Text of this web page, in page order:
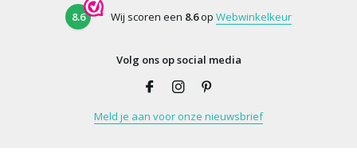
8.6 Wij scoren een 8.6op Webwinkelkeur
Volg ons op social media
Meld je aan voor onze nieuwsbrief